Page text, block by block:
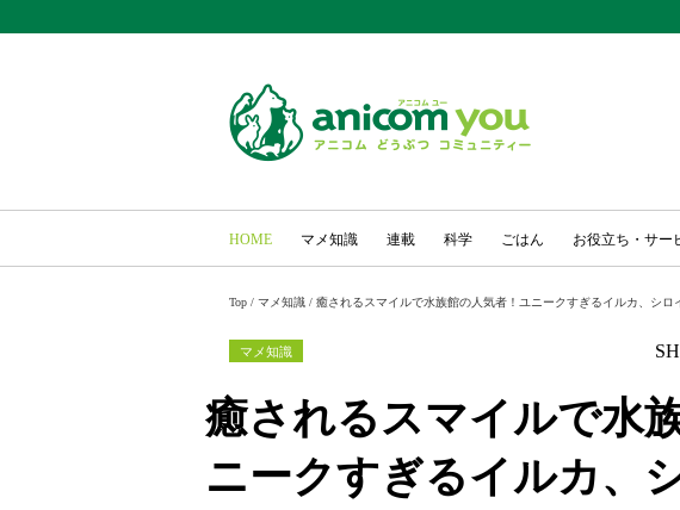
HOME マメ知識 連載 科学 ごはん お役立ち・サー
Top / マメ知識 / 癒されるスマイルで水族館の人気者！ユニークすぎるイルカ、シロ
マメ知識
癒されるスマイルで水
ニークすぎるイルカ、